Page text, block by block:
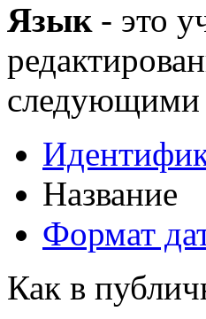
Язык- это
следующими
Название
Формат
Как в